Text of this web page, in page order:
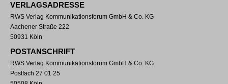
VERLAGSADRESSE
RWS Verlag Kommunikationsforum GmbH & Co. KG
Aachener Straße 222
50931 Köln
POSTANSCHRIFT
RWS Verlag Kommunikationsforum GmbH & Co. KG
Postfach 27 01 25